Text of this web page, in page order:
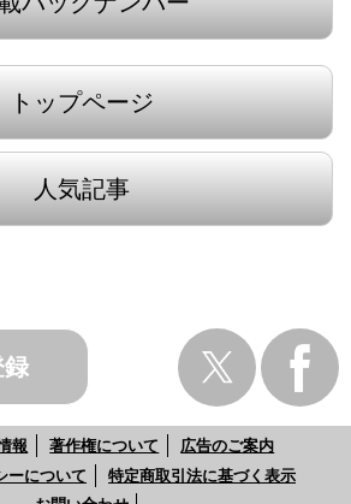
トップページ
人気記事
録
報 著作権について
広告のご案内
ーについて
特定商取引法に基づく表示